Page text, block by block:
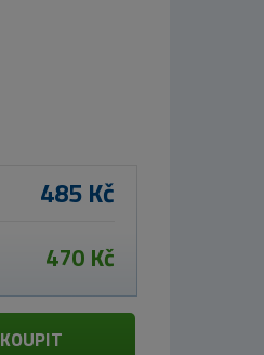
485 Kč
470 Kč
KOUPIT